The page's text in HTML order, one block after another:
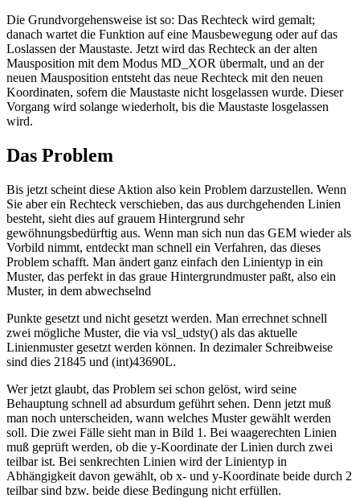
Die Grundvorgehensweise ist so: Das Rechteck wird gemalt;
danach wartet die Funktion auf eine Mausbewegung oder auf das
Loslassen der Maustaste. Jetzt wird das Rechteck an der alten
Mausposition mit dem Modus MD_XOR übermalt, und an der
neuen Mausposition entsteht das neue Rechteck mit den neuen
Koordinaten, sofern die Maustaste nicht losgelassen wurde. Dieser
Vorgang wird solange wiederholt, bis die Maustaste losgelassen
wird.
Das Problem
Bis jetzt scheint diese Aktion also kein Problem darzustellen. Wenn
Sie aber ein Rechteck verschieben, das aus durchgehenden Linien
besteht, sieht dies auf grauem Hintergrund sehr
gewöhnungsbedürftig aus. Wenn man sich nun das GEM wieder als
Vorbild nimmt, entdeckt man schnell ein Verfahren, das dieses
Problem schafft. Man ändert ganz einfach den Linientyp in ein
Muster, das perfekt in das graue Hintergrundmuster paßt, also ein
Muster, in dem abwechselnd
Punkte gesetzt und nicht gesetzt werden. Man errechnet schnell
zwei mögliche Muster, die via vsl_udsty() als das aktuelle
Linienmuster gesetzt werden können. In dezimaler Schreibweise
sind dies 21845 und (int)43690L.
Wer jetzt glaubt, das Problem sei schon gelöst, wird seine
Behauptung schnell ad absurdum geführt sehen. Denn jetzt muß
man noch unterscheiden, wann welches Muster gewählt werden
soll. Die zwei Fälle sieht man in Bild 1. Bei waagerechten Linien
muß geprüft werden, ob die y-Koordinate der Linien durch zwei
teilbar ist. Bei senkrechten Linien wird der Linientyp in
Abhängigkeit davon gewählt, ob x- und y-Koordinate beide durch 2
teilbar sind bzw. beide diese Bedingung nicht erfüllen.